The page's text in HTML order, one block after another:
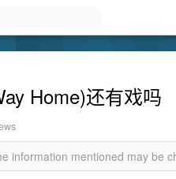
Home)还有戏吗
information mentioned may be